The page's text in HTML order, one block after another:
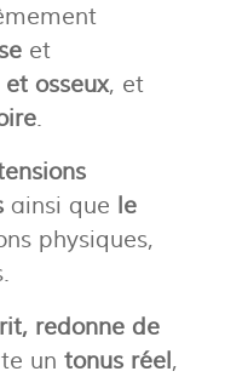
et
osseux, et
.
ainsi que le
physiques,
redonne de
un tonus réel,